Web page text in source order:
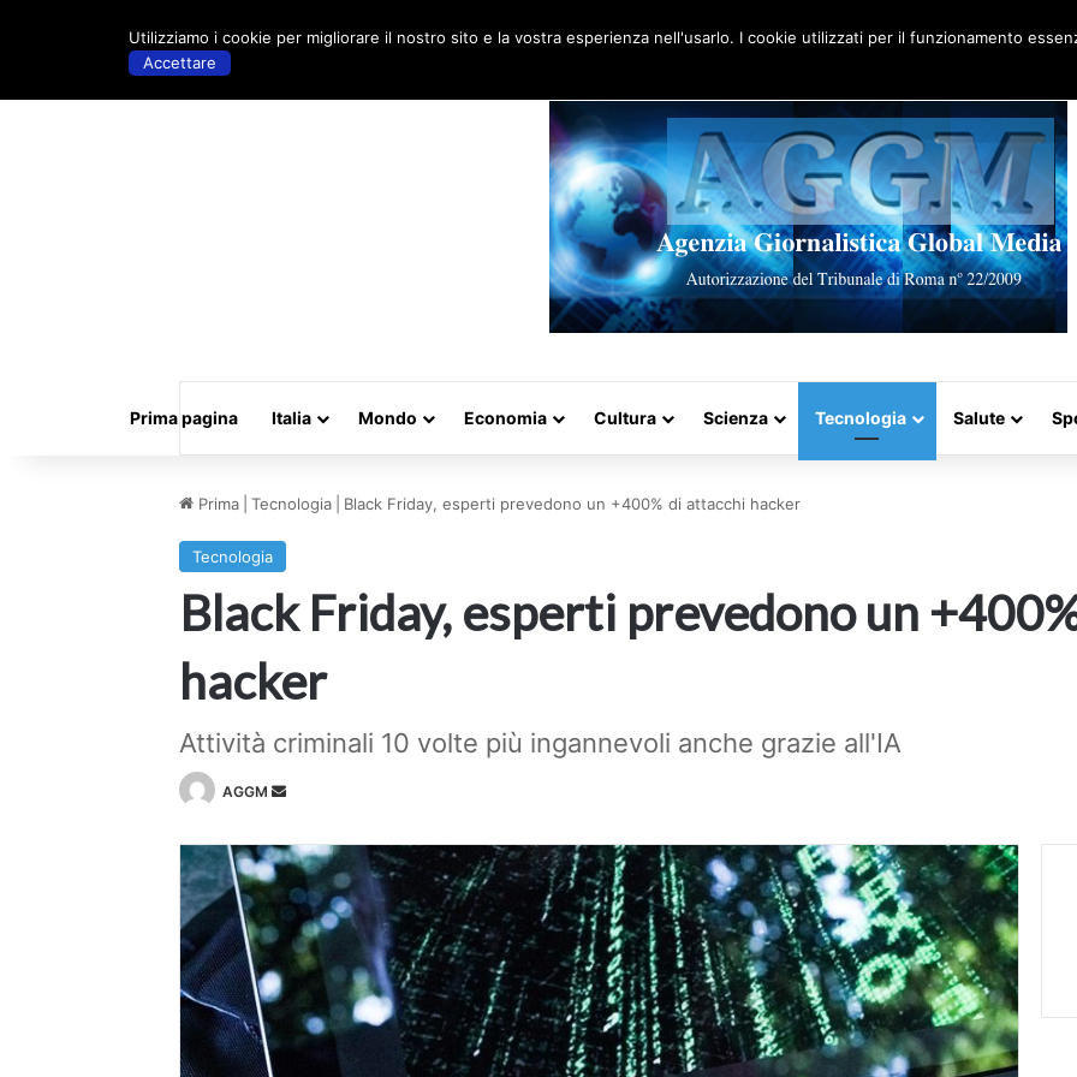
Artigo aleatório
Prima pagina Italia Mondo Economia Cultura Scienza Tecnologia Salute
Prima Tecnologia Black Friday, esperti prevedono un +400% di attacchi hacker
Tecnologia
Black Friday, esperti prevedono un
hacker
Attività criminali 10 volte più ingannevoli anche grazie all'IA
AGGM
Invia
Utilizziamo i cookie per migliorare il nostro sito e la vostra esperienza nell'usarlo. I cookie utilizzati per il funzionamento
Accettare